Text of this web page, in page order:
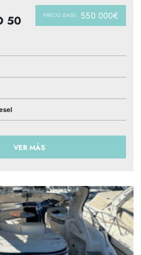
PRECIO BASE: 550 000€
50
VER MÁS